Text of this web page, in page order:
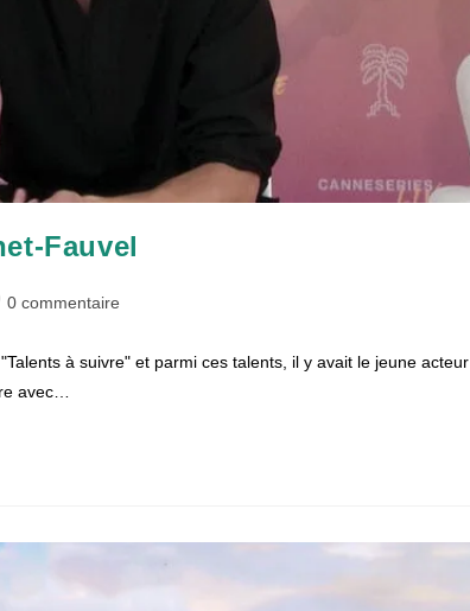
Fauvel
0 commentaire
à suivre" et parmi ces talents, il y avait le jeune acteur
avec…